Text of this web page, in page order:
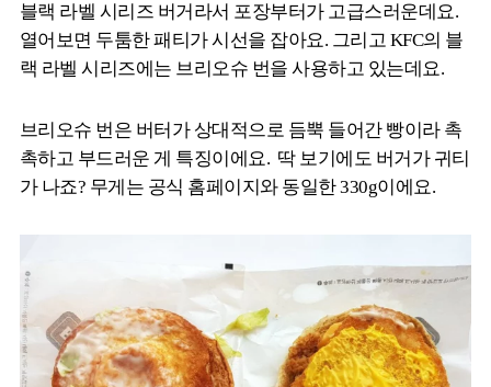
블랙 라벨 시리즈 버거라서 포장부터가 고급스러운데요.
열어보면 두툼한 패티가 시선을 잡아요. 그리고 KFC의 블
랙 라벨 시리즈에는 브리오슈 번을 사용하고 있는데요.
브리오슈 번은 버터가 상대적으로 듬뿍 들어간 빵이라 촉
촉하고 부드러운 게 특징이에요. 딱 보기에도 버거가 귀티
가 나죠? 무게는 공식 홈페이지와 동일한 330g이에요.